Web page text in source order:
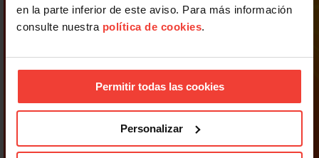
en la parte inferior de este aviso. Para más información
consulte nuestra política de cookies.
Permitir todas las cookies
Personalizar